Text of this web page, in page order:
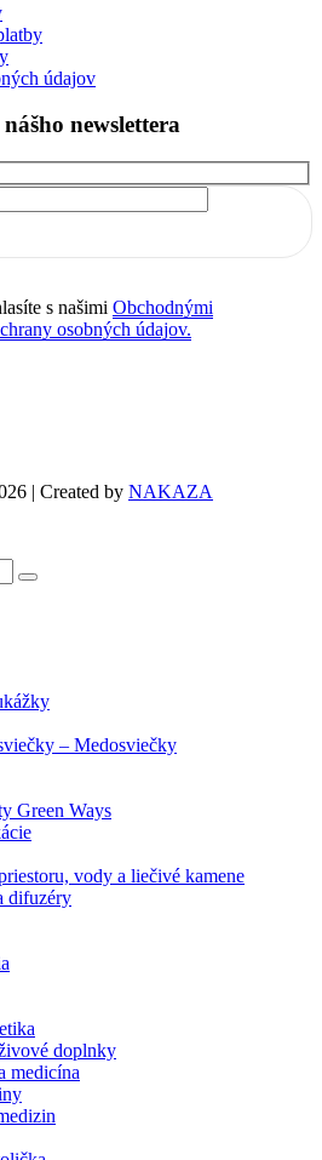
údajov
newslettera
s našimi Obchodnými
osobných údajov.
| Created by NAKAZA
– Medosviečky
Green Ways
vody a liečivé kamene
difuzéry
doplnky
medicína